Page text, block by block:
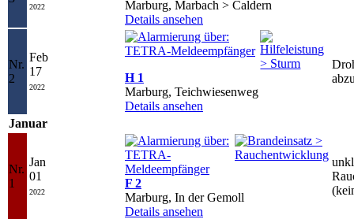
2022
Marburg, Marbach > Caldern
Details ansehen
Nr.
2
Feb
17
2022
H 1
Marburg, Teichwiesenweg
Details ansehen
Januar
Nr.
1
Jan
01
2022
F 2
Marburg, In der Gemoll
Details ansehen